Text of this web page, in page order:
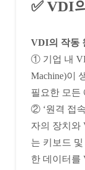
✅ VDI
VDI의 작동
① 기업 내
Machine)이
필요한 모든
② ‘원격 접
자의 장치와
는 키보드
한 데이터를